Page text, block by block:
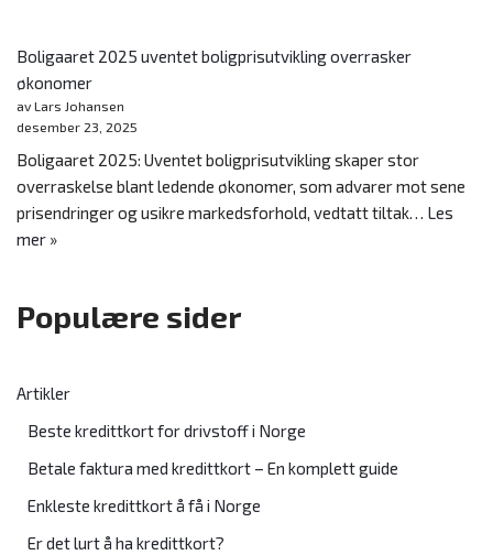
Boligaaret 2025 uventet boligprisutvikling overrasker
økonomer
av Lars Johansen
desember 23, 2025
Boligaaret 2025: Uventet boligprisutvikling skaper stor
overraskelse blant ledende økonomer, som advarer mot sene
prisendringer og usikre markedsforhold, vedtatt tiltak… Les
mer »
Populære sider
Artikler
Beste kredittkort for drivstoff i Norge
Betale faktura med kredittkort – En komplett guide
Enkleste kredittkort å få i Norge
Er det lurt å ha kredittkort?